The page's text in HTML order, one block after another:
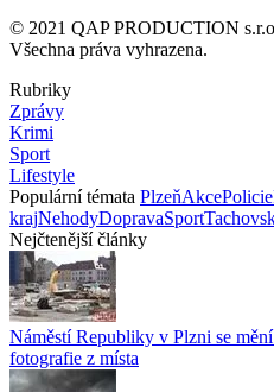
© 2021 QAP PRODUCTION
Všechna práva vyhrazena.
Rubriky
Zprávy
Krimi
Sport
Lifestyle
Populární témata PlzeňAkcePolicie
krajNehodyDopravaSport
Nejčtenější články
Náměstí Republiky v Plzni se
fotografie z místa